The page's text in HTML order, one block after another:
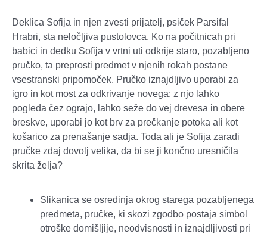
Deklica Sofija in njen zvesti prijatelj, psiček Parsifal
Hrabri, sta neločljiva pustolovca. Ko na počitnicah pri
babici in dedku Sofija v vrtni uti odkrije staro, pozabljeno
pručko, ta preprosti predmet v njenih rokah postane
vsestranski pripomoček. Pručko iznajdljivo uporabi za
igro in kot most za odkrivanje novega: z njo lahko
pogleda čez ograjo, lahko seže do vej drevesa in obere
breskve, uporabi jo kot brv za prečkanje potoka ali kot
košarico za prenašanje sadja. Toda ali je Sofija zaradi
pručke zdaj dovolj velika, da bi se ji končno uresničila
skrita želja?
Slikanica se osredinja okrog starega pozabljenega
predmeta, pručke, ki skozi zgodbo postaja simbol
otroške domišljije, neodvisnosti in iznajdljivosti pri